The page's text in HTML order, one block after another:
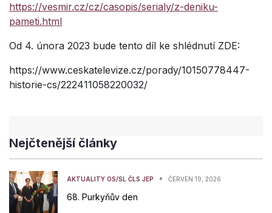
https://vesmir.cz/cz/casopis/serialy/z-deniku-
pameti.html
Od 4. února 2023 bude tento díl ke shlédnutí ZDE:
https://www.ceskatelevize.cz/porady/10150778447-
historie-cs/222411058220032/
Nejčtenější články
AKTUALITY OS/SL ČLS JEP • ČERVEN 19, 2026
68. Purkyňův den